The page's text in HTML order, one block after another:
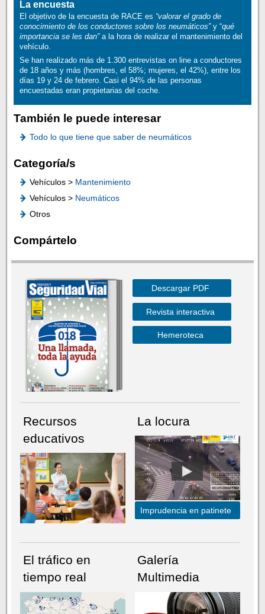
La encuesta
El objetivo de la encuesta de RACE es “valorar el grado de
conocimiento de los conductores sobre los neumáticos”y “qué
importancia se les dan”a la hora de realizar el mantenimiento del
vehículo.
Se han realizado más de 1.300 entrevistas on line a conductores
de 18 años y más (hombres, el 58%; mujeres, el 42%), entre los
días 19 y 24 de febrero. Casi el 94% de las personas
encuestadas eran propietarias del coche.
También le puede interesar
Todo lo que tiene que saber de neumáticos
Categoría/s
Vehículos > Mantenimiento
Vehículos > Neumáticos
Otros
Compártelo
Descargar PDF
Revista interactiva
Hemeroteca
Recursos
educativos
La locura
Imprudencia en patinete
El tráfico en
tiempo real
Galería
Multimedia